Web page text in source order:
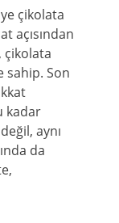
çikolata
açısından
çikolata
Son
kadar
aynı
da